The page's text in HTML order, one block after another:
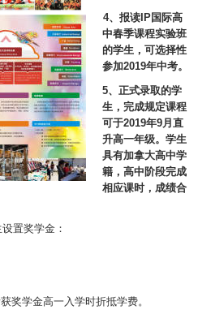
4、报读IP国际高
中春季课程实验班
的学生，可选择性
参加2019年中考。
5、正式录取的学
生，完成规定课程
可于2019年9月直
升高一年级。学生
具有加拿大高中学
籍，高中阶段完成
相应课时，成绩合
置奖学金：
奖学金高一入学时折抵学费。